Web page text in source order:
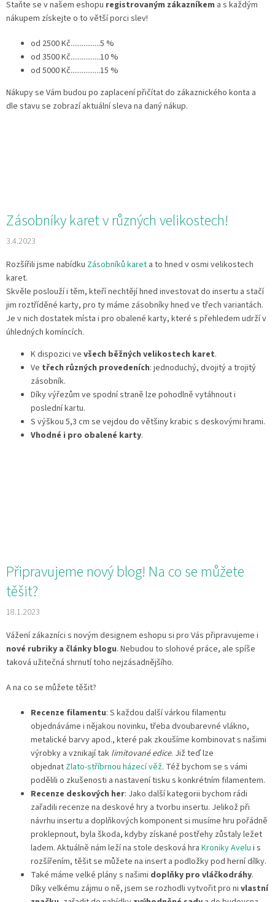
Staňte se v našem eshopu registrovaným zákazníkem a s každým
nákupem získejte o to větší porci slev!
od 2500 Kč................5 %
od 3500 Kč................10 %
od 5000 Kč................15 %
Nákupy se Vám budou po zaplacení přičítat do zákaznického konta a
dle stavu se zobrazí aktuální sleva na daný nákup.
Zásobníky karet v různých velikostech!
3.4.2023
Rozšířili jsme nabídku Zásobníků karet a to hned v osmi velikostech
karet.
Skvěle poslouží i těm, kteří nechtějí hned investovat do insertu a stačí
jim roztříděné karty, pro ty máme zásobníky hned ve třech variantách.
Je v nich dostatek místa i pro obalené karty, které s přehledem udrží v
úhledných komíncích.
K dispozici ve všech běžných velikostech karet.
Ve třech různých provedeních: jednoduchý, dvojitý a trojitý
zásobník.
Díky výřezům ve spodní straně lze pohodlně vytáhnout i
poslední kartu.
S výškou 5,3 cm se vejdou do většiny krabic s deskovými hrami.
Vhodné i pro obalené karty.
Připravujeme nový blog! Na co se můžete
těšit?
18.1.2023
Vážení zákazníci s novým designem eshopu si pro Vás připravujeme i
nové rubriky a články blogu. Nebudou to slohové práce, ale spíše
taková užitečná shrnutí toho nejzásadnějšího.
A na co se můžete těšit?
Recenze filamentu: S každou další várkou filamentu
objednáváme i nějakou novinku, třeba dvoubarevné vlákno,
metalické barvy apod., které pak zkoušíme kombinovat s našimi
výrobky a vznikají tak limitované edice. Již teď lze
objednat Zlato-stříbrnou házecí věž. Též bychom se s vámi
podělili o zkušenosti a nastavení tisku s konkrétním filamentem.
Recenze deskových her: Jako další kategorii bychom rádi
zařadili recenze na deskové hry a tvorbu insertu. Jelikož při
návrhu insertu a doplňkových komponent si musíme hru pořádně
proklepnout, byla škoda, kdyby získané postřehy zůstaly ležet
ladem. Aktuálně nám leží na stole desková hra Kroniky Avelu i s
rozšířením, těšit se můžete na insert a podložky pod herní dílky.
Také máme velké plány s našimi doplňky pro vláčkodráhy.
Díky velkému zájmu o ně, jsem se rozhodli vytvořit pro ni vlastní